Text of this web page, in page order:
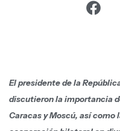
El presidente de la
discutieron la importancia
Caracas y Moscú, así